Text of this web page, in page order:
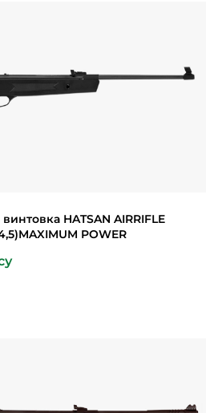
HATSAN AIRRIFLE
POWER